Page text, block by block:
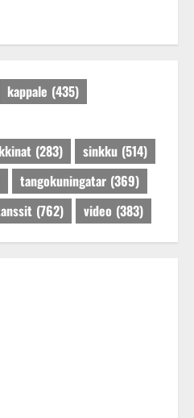
Julkaistu: 27.4.2025 |
kappale (435)
(283) sinkku (514)
tangokuningatar (369)
(762) video (383)